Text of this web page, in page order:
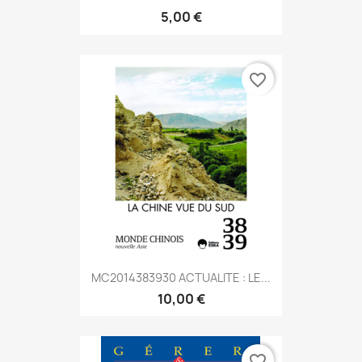
5,00 €
MC2014383930 ACTUALITE : LE...
10,00 €
favorite_border